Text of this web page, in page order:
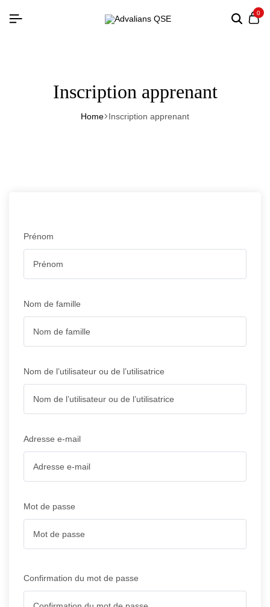
0
Inscription apprenant
Home Inscription apprenant
Prénom
Nom de famille
Nom de l’utilisateur ou de l’utilisatrice
Adresse e-mail
Mot de passe
Confirmation du mot de passe